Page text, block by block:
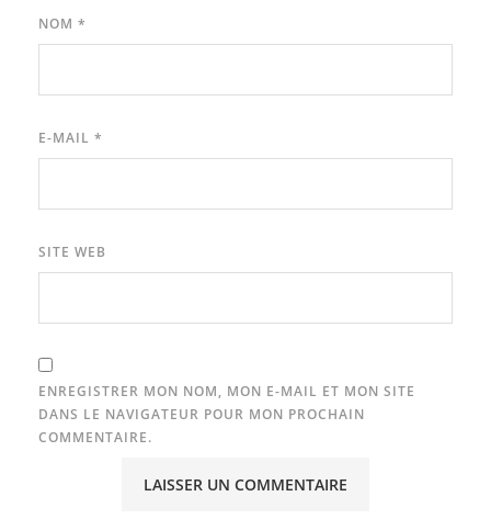
NOM *
E-MAIL *
SITE WEB
ENREGISTRER MON NOM, MON E-MAIL ET MON SITE
DANS LE NAVIGATEUR POUR MON PROCHAIN
COMMENTAIRE.